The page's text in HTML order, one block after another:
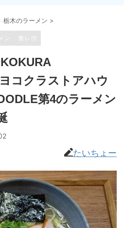
栃木のラーメン >
ン 食レポ
コクラストアハウ
第4のラーメン
たいちょー